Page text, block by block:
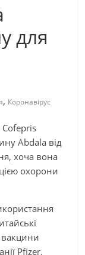
для
, Коронавірус
Abdala від
хоча вона
охорони
вакцини
Pfizer.